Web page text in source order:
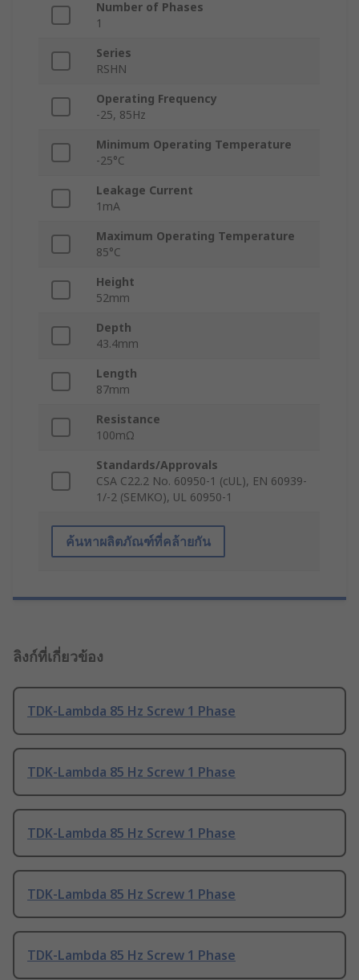
Number of Phases
1
Series
RSHN
Operating Frequency
-25, 85Hz
Minimum Operating Temperature
-25°C
Leakage Current
1mA
Maximum Operating Temperature
85°C
Height
52mm
Depth
43.4mm
Length
87mm
Resistance
100mΩ
Standards/Approvals
CSA C22.2 No. 60950-1 (cUL), EN 60939-
1/-2 (SEMKO), UL 60950-1
ค้นหาผลิตภัณฑ์ที่คล้ายกัน
ลิงก์ที่เกี่ยวข้อง
TDK-Lambda 85 Hz Screw 1 Phase
TDK-Lambda 85 Hz Screw 1 Phase
TDK-Lambda 85 Hz Screw 1 Phase
TDK-Lambda 85 Hz Screw 1 Phase
TDK-Lambda 85 Hz Screw 1 Phase